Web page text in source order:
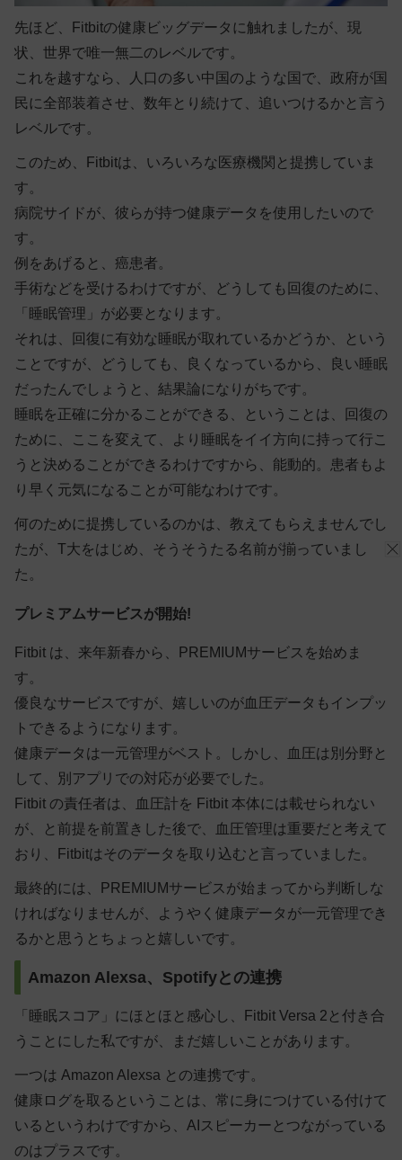
先ほど、Fitbitの健康ビッグデータに触れましたが、現
状、世界で唯一無二のレベルです。
これを越すなら、人口の多い中国のような国で、政府が国
民に全部装着させ、数年とり続けて、追いつけるかと言う
レベルです。
このため、Fitbitは、いろいろな医療機関と提携していま
す。
病院サイドが、彼らが持つ健康データを使用したいので
す。
例をあげると、癌患者。
手術などを受けるわけですが、どうしても回復のために、
「睡眠管理」が必要となります。
それは、回復に有効な睡眠が取れているかどうか、という
ことですが、どうしても、良くなっているから、良い睡眠
だったんでしょうと、結果論になりがちです。
睡眠を正確に分かることができる、ということは、回復の
ために、ここを変えて、より睡眠をイイ方向に持って行こ
うと決めることができるわけですから、能動的。患者もよ
り早く元気になることが可能なわけです。
何のために提携しているのかは、教えてもらえませんでし
たが、T大をはじめ、そうそうたる名前が揃っていまし
た。
プレミアムサービスが開始!
Fitbit は、来年新春から、PREMIUMサービスを始めま
す。
優良なサービスですが、嬉しいのが血圧データもインプッ
トできるようになります。
健康データは一元管理がベスト。しかし、血圧は別分野と
して、別アプリでの対応が必要でした。
Fitbit の責任者は、血圧計を Fitbit 本体には載せられない
が、と前提を前置きした後で、血圧管理は重要だと考えて
おり、Fitbitはそのデータを取り込むと言っていました。
最終的には、PREMIUMサービスが始まってから判断しな
ければなりませんが、ようやく健康データが一元管理でき
るかと思うとちょっと嬉しいです。
Amazon Alexsa、Spotifyとの連携
「睡眠スコア」にほとほと感心し、Fitbit Versa 2と付き合
うことにした私ですが、まだ嬉しいことがあります。
一つは Amazon Alexsa との連携です。
健康ログを取るということは、常に身につけている付けて
いるというわけですから、AIスピーカーとつながっている
のはプラスです。